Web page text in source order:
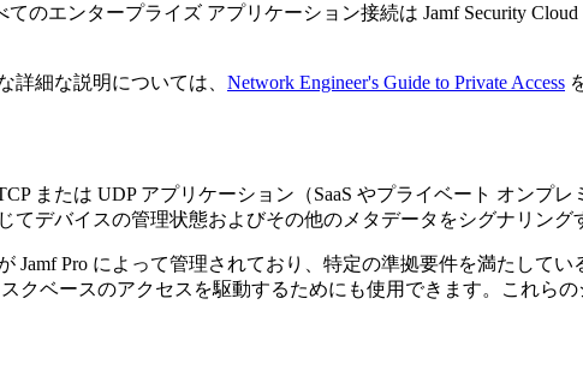
のエンタープライズ アプリケーション接続は Jamf Security
詳細な説明については、 Network Engineer's Guide to Private Access
または UDP アプリケーション（SaaS やプライベート オンプ
てデバイスの管理状態およびその他のメタデータをシグナリング
Jamf Pro によって管理されており、特定の準拠要件を満たして
クベースのアクセスを駆動するためにも使用できます。これら